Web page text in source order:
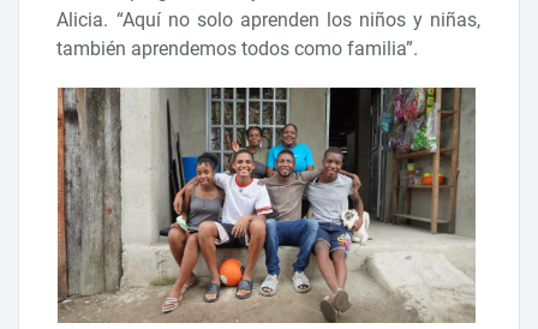
Alicia. “Aquí no solo aprenden los niños y niñas,
también aprendemos todos como familia”.